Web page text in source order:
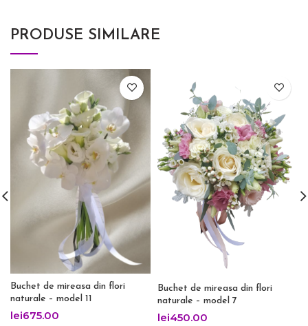
PRODUSE SIMILARE
Buchet de mireasa din flori
naturale – model 11
lei675.00
Buchet de mireasa din flori
naturale – model 7
lei450.00